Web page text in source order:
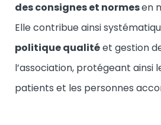
des consignes et normesen
Elle contribue ainsi
politique qualitéet gestion
l’association, protégeant ainsi
patients et les personnes